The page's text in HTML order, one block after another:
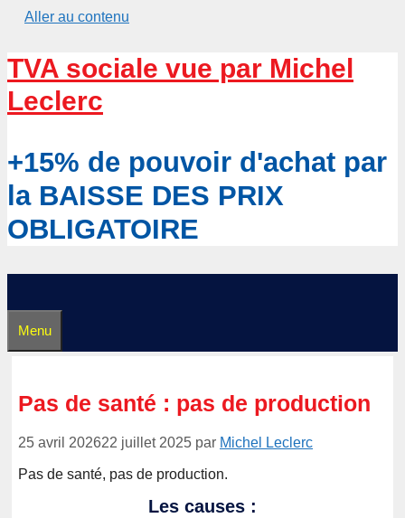
Aller au contenu
TVA sociale vue par Michel
Leclerc
+15% de pouvoir d'achat par
la BAISSE DES PRIX
OBLIGATOIRE
Menu
Pas de santé : pas de production
25 avril 202622 juillet 2025 par Michel Leclerc
Pas de santé, pas de production.
Les causes :